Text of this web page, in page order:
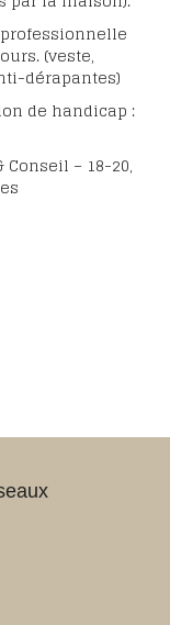
(veste,
dérapantes)
de handicap :
– 18-20,